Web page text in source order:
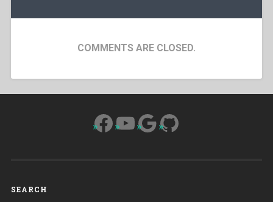
COMMENTS ARE CLOSED.
Facebook
YouTube
Google
GitHub
SEARCH